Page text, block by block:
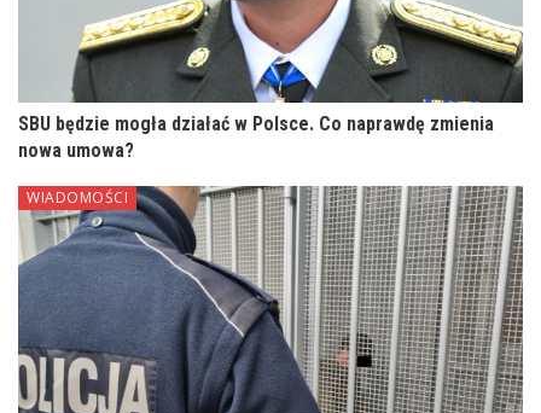
SBU będzie mogła działać w Polsce. Co naprawdę zmienia
nowa umowa?
WIADOMOŚCI